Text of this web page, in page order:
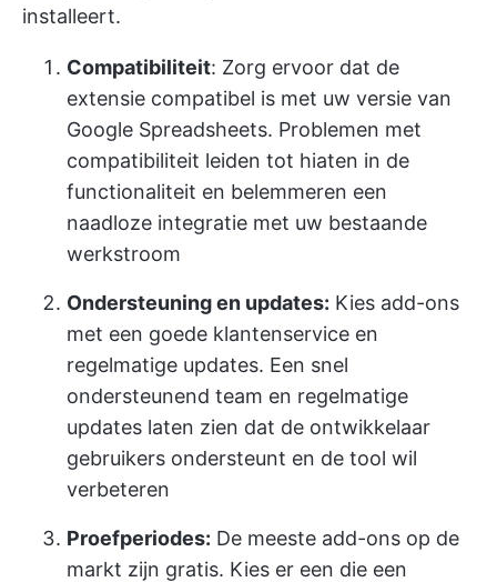
installeert.
Compatibiliteit: Zorg ervoor dat de
extensie compatibel is met uw versie van
Google Spreadsheets. Problemen met
compatibiliteit leiden tot hiaten in de
functionaliteit en belemmeren een
naadloze integratie met uw bestaande
werkstroom
Ondersteuning en updates: Kies add-ons
met een goede klantenservice en
regelmatige updates. Een snel
ondersteunend team en regelmatige
updates laten zien dat de ontwikkelaar
gebruikers ondersteunt en de tool wil
verbeteren
Proefperiodes: De meeste add-ons op de
markt zijn gratis. Kies er een die een